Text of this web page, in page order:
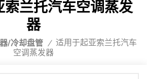
索兰托汽车空调蒸发
器
/冷却盘管 / 适用于起亚索兰托汽车
空调蒸发器